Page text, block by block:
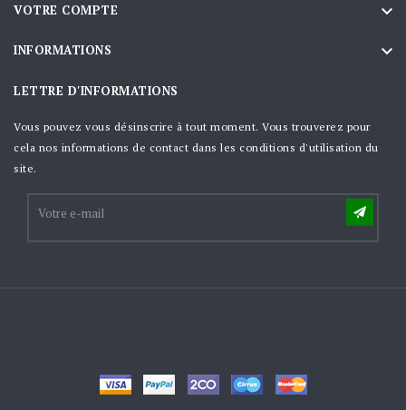
VOTRE COMPTE 
INFORMATIONS 
LETTRE D'INFORMATIONS
Vous pouvez vous désinscrire à tout moment. Vous trouverez pour
cela nos informations de contact dans les conditions d'utilisation du
site.